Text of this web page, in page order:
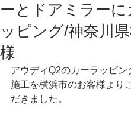
ーとドアミラーに
ッピング/神奈川
様
アウディQ2のカーラッピン
施工を横浜市のお客様より
だきました。